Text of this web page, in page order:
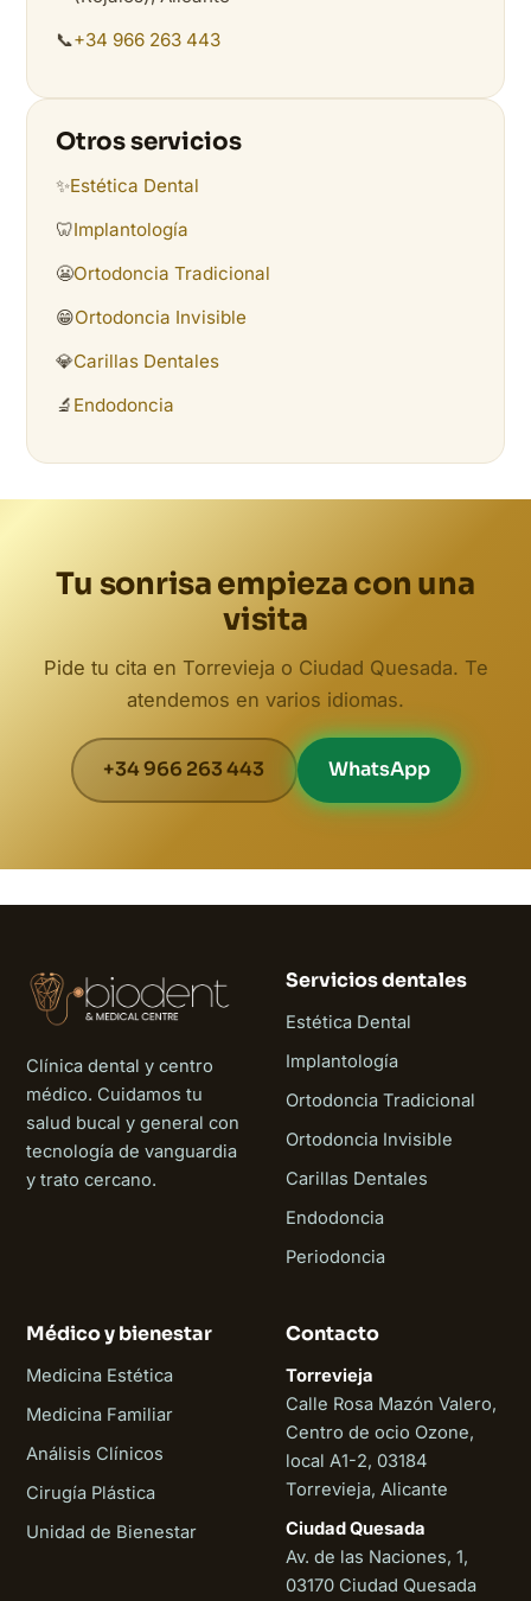
📞+34 966 263 443
Otros servicios
✨Estética Dental
🦷Implantología
😬Ortodoncia Tradicional
😁Ortodoncia Invisible
💎Carillas Dentales
🔬 Endodoncia
Tu sonrisa empieza con una
visita
Pide tu cita en Torrevieja o Ciudad Quesada. Te
atendemos en varios idiomas.
+34 966 263 443 WhatsApp
Clínica dental y centro
médico. Cuidamos tu
salud bucal y general con
tecnología de vanguardia
y trato cercano.
Servicios dentales
Estética Dental
Implantología
Ortodoncia Tradicional
Ortodoncia Invisible
Carillas Dentales
Endodoncia
Periodoncia
Médico y bienestar
Medicina Estética
Medicina Familiar
Análisis Clínicos
Cirugía Plástica
Unidad de Bienestar
Contacto
Torrevieja
Calle Rosa Mazón Valero,
Centro de ocio Ozone,
local A1-2, 03184
Torrevieja, Alicante
Ciudad Quesada
Av. de las Naciones, 1,
03170 Ciudad Quesada